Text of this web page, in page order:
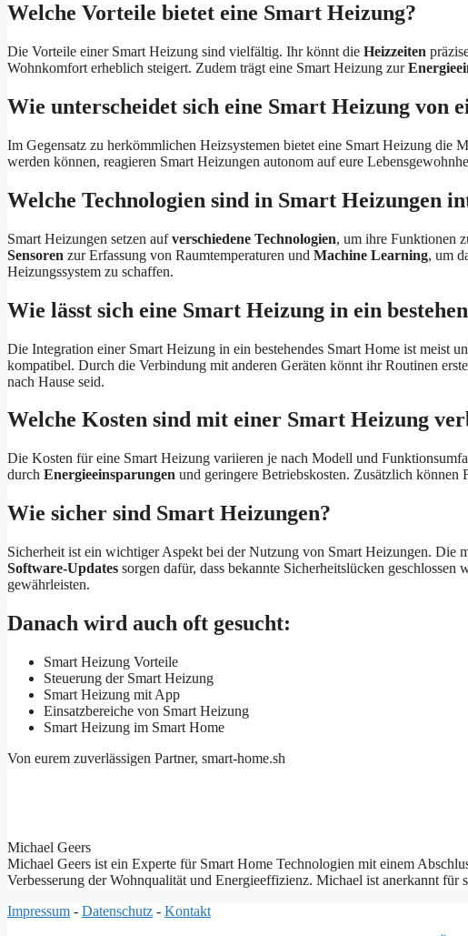
Welche Vorteile bietet eine Smart Heizung?
Die Vorteile einer Smart Heizung sind vielfältig. Ihr könnt die Heizzeiten
Wohnkomfort erheblich steigert. Zudem trägt eine Smart Heizung zur
Wie unterscheidet sich eine Smart Heizung von
Im Gegensatz zu herkömmlichen Heizsystemen bietet eine Smart Heizung die
werden können, reagieren Smart Heizungen autonom auf eure
Welche Technologien sind in Smart Heizungen
Smart Heizungen setzen aufverschiedene Technologien, um ihre Funktionen
Sensoren zur Erfassung von Raumtemperaturen und Machine Learning, um
Heizungssystem zu schaffen.
Wie lässt sich eine Smart Heizung in ein
Die Integration einer Smart Heizung in ein bestehendes Smart Home ist meist
kompatibel. Durch die Verbindung mit anderen Geräten könnt ihr Routinen
nach Hause seid.
Welche Kosten sind mit einer Smart Heizung
Die Kosten für eine Smart Heizung variieren je nach Modell und
durch Energieeinsparungen und geringere Betriebskosten. Zusätzlich können
Wie sicher sind Smart Heizungen?
Sicherheit ist ein wichtiger Aspekt bei der Nutzung von Smart Heizungen. Die
Software-Updates sorgen dafür, dass bekannte Sicherheitslücken
gewährleisten.
Danach wird auch oft gesucht:
Smart Heizung Vorteile
Steuerung der Smart Heizung
Smart Heizung mit App
Einsatzbereiche von Smart Heizung
Smart Heizung im Smart Home
Von eurem zuverlässigen Partner, smart-home.sh
Michael Geers
Michael Geers ist ein Experte für Smart Home Technologien mit einem
Verbesserung der Wohnqualität und Energieeffizienz. Michael ist anerkannt
Impressum - Datenschutz - Kontakt